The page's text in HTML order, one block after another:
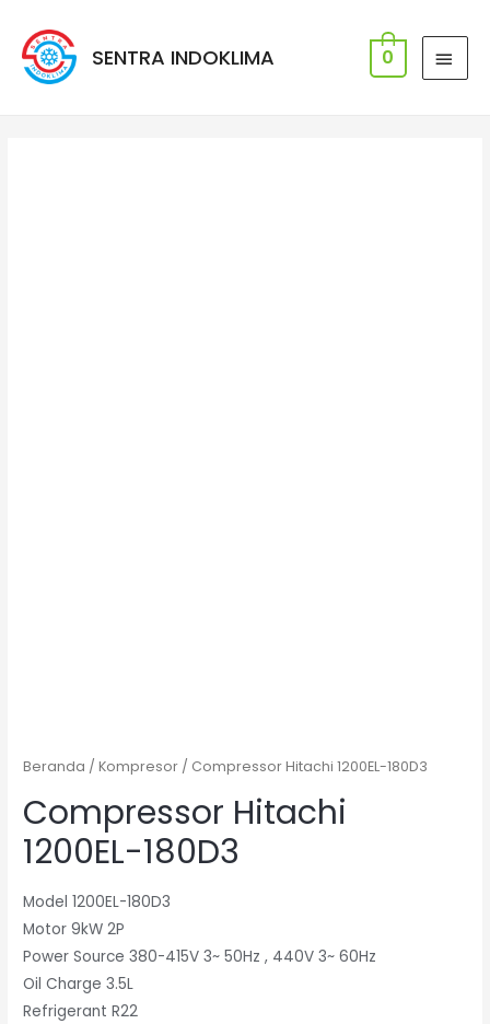
SENTRA INDOKLIMA 0
Beranda /Kompresor / Compressor Hitachi 1200EL-180D3
Compressor Hitachi
1200EL-180D3
Model 1200EL-180D3
Motor 9kW 2P
Power Source 380-415V 3~ 50Hz , 440V 3~ 60Hz
Oil Charge 3.5L
Refrigerant R22